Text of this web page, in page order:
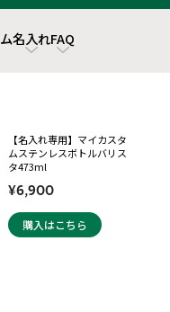
名入れFAQ
【名入れ専用】マイカスタ
ムステンレスボトルバリス
タ473ml
¥6,900
購入はこちら